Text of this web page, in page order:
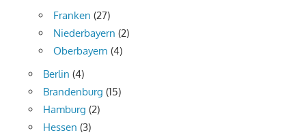
Franken (27)
Niederbayern (2)
Oberbayern (4)
Berlin (4)
Brandenburg (15)
Hamburg (2)
Hessen (3)